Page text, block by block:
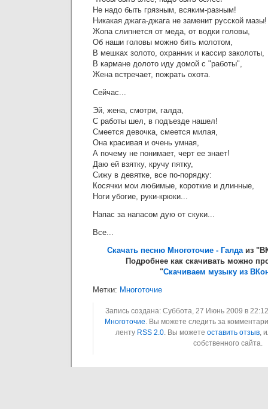
Не надо быть грязным, всяким-разным!
Никакая джага-джага не заменит русской мазы!
Жопа слипнется от меда, от водки головы,
Об наши головы можно бить молотом,
В мешках золото, охранник и кассир заколоты,
В кармане долото иду домой с "работы",
Жена встречает, пожрать охота.
Сейчас...
Эй, жена, смотри, галда,
С работы шел, в подъезде нашел!
Смеется девочка, смеется милая,
Она красивая и очень умная,
А почему не понимает, черт ее знает!
Даю ей взятку, кручу пятку,
Сижу в девятке, все по-порядку:
Косячки мои любимые, короткие и длинные,
Ноги убогие, руки-крюки...
Напас за напасом дую от скуки...
Все...
Скачать песню Многоточие - Галдаиз
Подробнее как скачивать можно
"Скачиваем музыку из
Метки: Многоточие
Запись создана: Суббота, 27 Июнь 2009 в
Многоточие. Вы можете следить за
ленту RSS 2.0. Вы можете оставить отзыв,
собственного сайта.